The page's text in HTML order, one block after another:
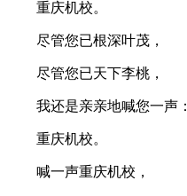
重庆机校。
尽管您已根深叶茂，
尽管您已天下李桃，
我还是亲亲地喊您一声：
重庆机校。
喊一声重庆机校，